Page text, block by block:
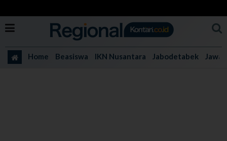
Home Beasiswa IKN Nusantara Jabodetabek Jawa